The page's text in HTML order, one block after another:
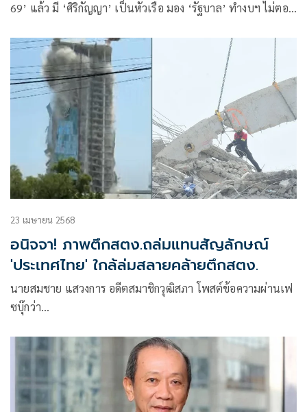
69’ แล้ว มี ‘ศิริกัญญา’ เป็นหัวเรือ มอง ‘รัฐบาล’ ทำงบฯ ไม่ตอบ
เมนต์ฯ’
23 เมษายน 2568
อนิจจา! ภาพตึกสตง.ถล่มแทนสัญลักษณ์
'ประเทศไทย' ใกล้ล่มสลายคล้ายตึกสตง.
นายสมชาย แสวงการ อดีตสมาชิกวุฒิสภา โพสต์ข้อความผ่านเฟ
ซบุ๊กว่า